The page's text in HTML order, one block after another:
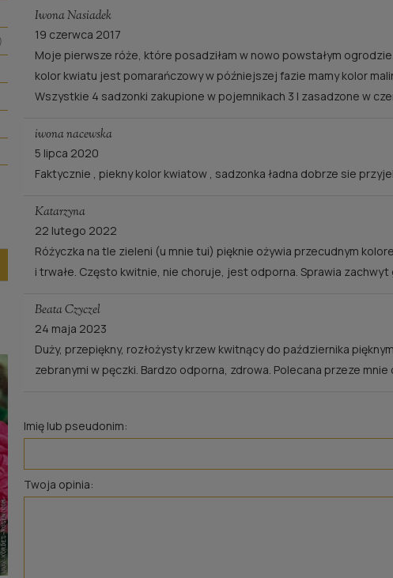
Iwona Nasiadek
19 czerwca 2017
Moje pierwsze róże, które posadziłam w nowo powstałym
kolor kwiatu jest pomarańczowy w późniejszej fazie mamy kolor
Wszystkie 4 sadzonki zakupione w pojemnikach 3 l zasadzone w
iwona nacewska
5 lipca 2020
Faktycznie , piekny kolor kwiatow , sadzonka ładna dobrze sie
Katarzyna
22 lutego 2022
Różyczka na tle zieleni (u mnie tui) pięknie ożywia przecudnym
i trwałe. Często kwitnie, nie choruje, jest odporna. Sprawia
Beata Czyczel
24 maja 2023
Duży, przepiękny, rozłożysty krzew kwitnący do października
zebranymi w pęczki. Bardzo odporna, zdrowa. Polecana przeze mnie
Imię lub pseudonim:
Twoja opinia: